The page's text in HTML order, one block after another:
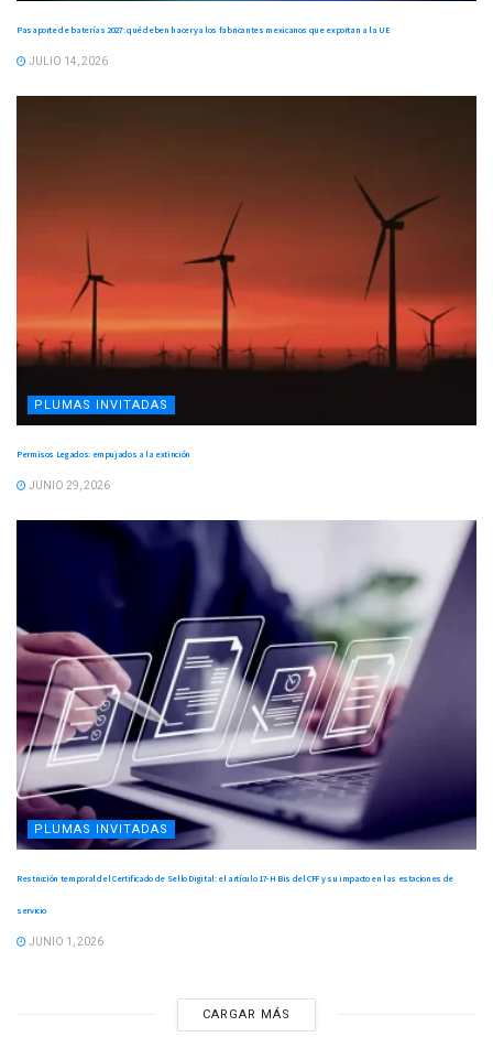
Pasaporte de baterías 2027: qué deben hacer ya los fabricantes mexicanos que exportan a la UE
JULIO 14, 2026
PLUMAS INVITADAS
Permisos Legados: empujados a la extinción
JUNIO 29, 2026
PLUMAS INVITADAS
Restricción temporal del Certificado de Sello Digital: el artículo 17-H Bis del CFF y su impacto en las estaciones de
servicio
JUNIO 1, 2026
CARGAR MÁS